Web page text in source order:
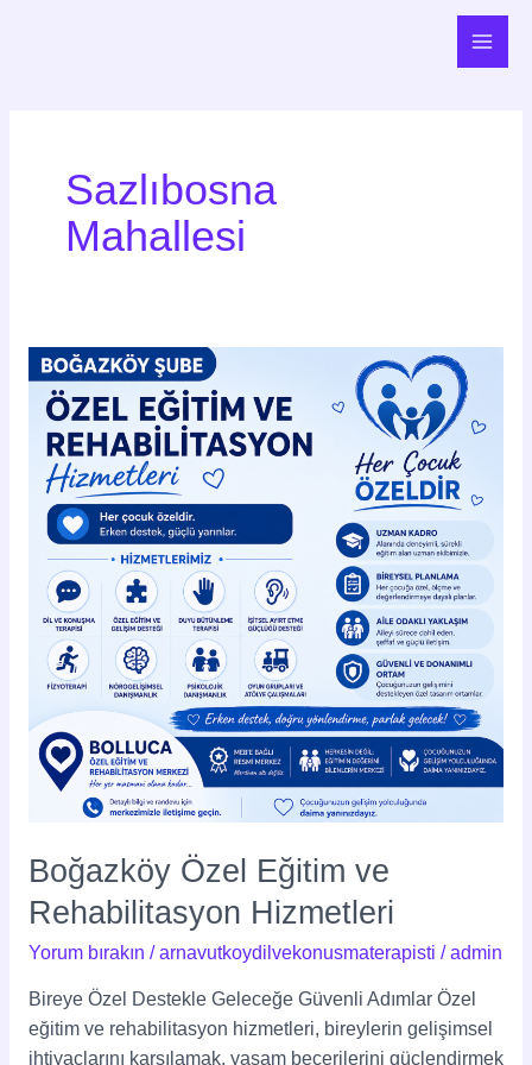
Main
Sazlıbosna
Mahallesi
Boğazköy Özel Eğitim ve
Rehabilitasyon Hizmetleri
Yorum bırakın /arnavutkoydilvekonusmaterapisti /admin
Bireye Özel Destekle Geleceğe Güvenli Adımlar Özel
eğitim ve rehabilitasyon hizmetleri, bireylerin gelişimsel
ihtiyaçlarını karşılamak, yaşam becerilerini güçlendirmek
Boğazköy
Özel
Eğitim
Rehabilitasyon
Hizmetleri